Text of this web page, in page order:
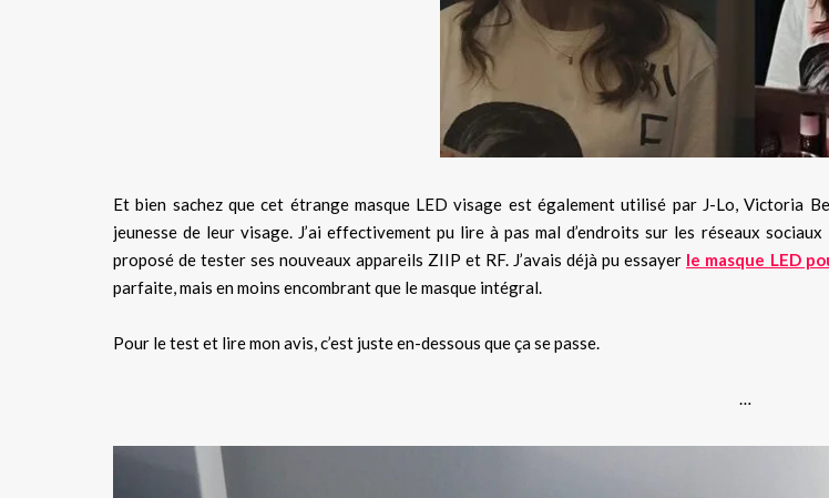
Et bien sachez que cet étrange masque LED visage est également utilisé par J-Lo, Victoria
jeunesse de leur visage. J’ai effectivement pu lire à pas mal d’endroits sur les réseaux
proposé de tester ses nouveaux appareils ZIIP et RF. J’avais déjà pu essayer le masque LED
parfaite, mais en moins encombrant que le masque intégral.
Pour le test et lire mon avis, c’est juste en-dessous que ça se passe.
…